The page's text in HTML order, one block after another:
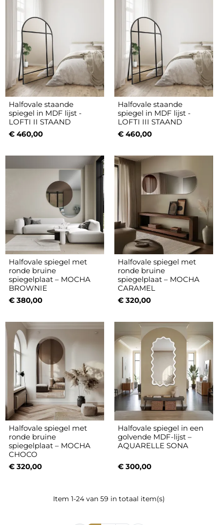
Halfovale staande
spiegel in MDF lijst -
LOFTI II STAAND
€ 460,00
Halfovale staande
spiegel in MDF lijst -
LOFTI III STAAND
€ 460,00
Halfovale spiegel met
ronde bruine
spiegelplaat – MOCHA
BROWNIE
€ 380,00
Halfovale spiegel met
ronde bruine
spiegelplaat – MOCHA
CARAMEL
€ 320,00
Halfovale spiegel met
ronde bruine
spiegelplaat – MOCHA
CHOCO
€ 320,00
Halfovale spiegel in een
golvende MDF-lijst –
AQUARELLE SONA
€ 300,00
Item 1-24 van 59 in totaal item(s)